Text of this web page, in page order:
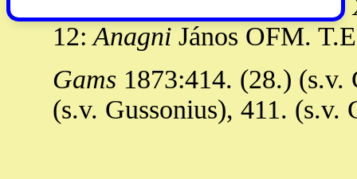
- Utóda Raguzában
12: Anagni János OFM.
Gams 1873:414. (28.) (s.v.
(s.v. Gussonius), 411. (s.v.